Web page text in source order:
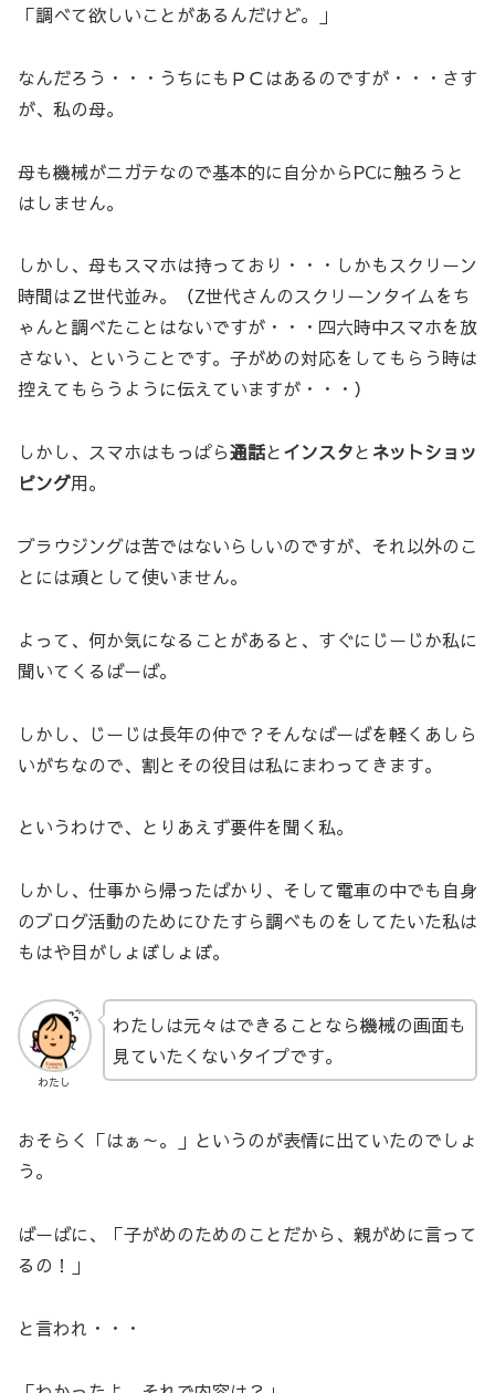
「調べて欲しいことがあるんだけど。」
なんだろう・・・うちにもＰＣはあるのですが・・・さす
が、私の母。
母も機械がニガテなので基本的に自分からPCに触ろうと
はしません。
しかし、母もスマホは持っており・・・しかもスクリーン
時間はＺ世代並み。（Z世代さんのスクリーンタイムをち
ゃんと調べたことはないですが・・・四六時中スマホを放
さない、ということです。子がめの対応をしてもらう時は
控えてもらうように伝えていますが・・・）
しかし、スマホはもっぱら通話とインスタとネットショッ
ピング用。
ブラウジングは苦ではないらしいのですが、それ以外のこ
とには頑として使いません。
よって、何か気になることがあると、すぐにじーじか私に
聞いてくるばーば。
しかし、じーじは長年の仲で？そんなばーばを軽くあしら
いがちなので、割とその役目は私にまわってきます。
というわけで、とりあえず要件を聞く私。
しかし、仕事から帰ったばかり、そして電車の中でも自身
のブログ活動のためにひたすら調べものをしてたいた私は
もはや目がしょぼしょぼ。
わたし
わたしは元々はできることなら機械の画面も
見ていたくないタイプです。
おそらく「はぁ～。」というのが表情に出ていたのでしょ
う。
ばーばに、「子がめのためのことだから、親がめに言って
るの！」
と言われ・・・